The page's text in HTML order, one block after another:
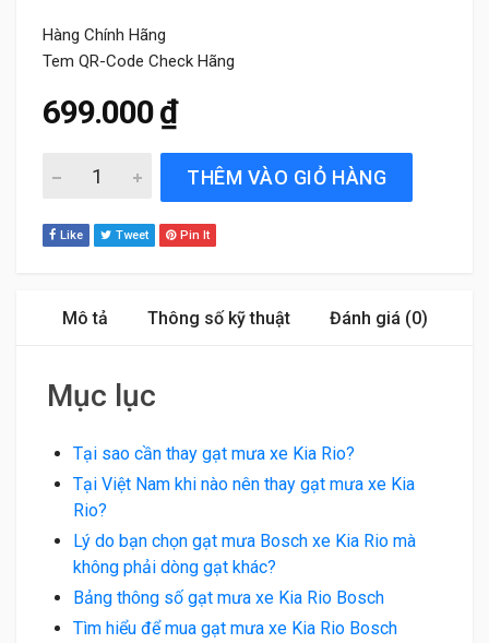
Hàng Chính Hãng
Tem QR-Code Check Hãng
699.000₫
Gạt Mưa Xe Kia Rio (2011 đến 2017) Bosch AeroTwin
THÊM VÀO GIỎ HÀNG
Like Tweet Pin It
Mô tả Thông số kỹ thuật Đánh giá (0)
Mục lục
Tại sao cần thay gạt mưa xe Kia Rio?
Tại Việt Nam khi nào nên thay gạt mưa xe Kia
Rio?
Lý do bạn chọn gạt mưa Bosch xe Kia Rio mà
không phải dòng gạt khác?
Bảng thông số gạt mưa xe Kia Rio Bosch
Tìm hiểu để mua gạt mưa xe Kia Rio Bosch